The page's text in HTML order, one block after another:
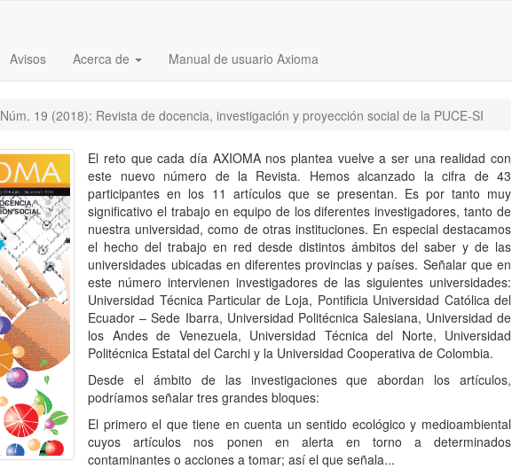
Avisos Acerca de Manual de usuario Axioma
Núm. 19 (2018): Revista de docencia, investigación y proyección social de la PUCE-SI
El reto que cada día AXIOMA nos plantea vuelve a ser una realidad con
este nuevo número de la Revista. Hemos alcanzado la cifra de 43
participantes en los 11 artículos que se presentan. Es por tanto muy
significativo el trabajo en equipo de los diferentes investigadores, tanto de
nuestra universidad, como de otras instituciones. En especial destacamos
el hecho del trabajo en red desde distintos ámbitos del saber y de las
universidades ubicadas en diferentes provincias y países. Señalar que en
este número intervienen investigadores de las siguientes universidades:
Universidad Técnica Particular de Loja, Pontificia Universidad Católica del
Ecuador – Sede Ibarra, Universidad Politécnica Salesiana, Universidad de
los Andes de Venezuela, Universidad Técnica del Norte, Universidad
Politécnica Estatal del Carchi y la Universidad Cooperativa de Colombia.
Desde el ámbito de las investigaciones que abordan los artículos,
podríamos señalar tres grandes bloques:
El primero el que tiene en cuenta un sentido ecológico y medioambiental
cuyos artículos nos ponen en alerta en torno a determinados
contaminantes o acciones a tomar; así el que señala...